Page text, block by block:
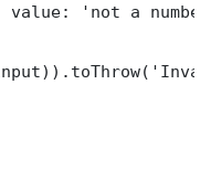
value: 'not a